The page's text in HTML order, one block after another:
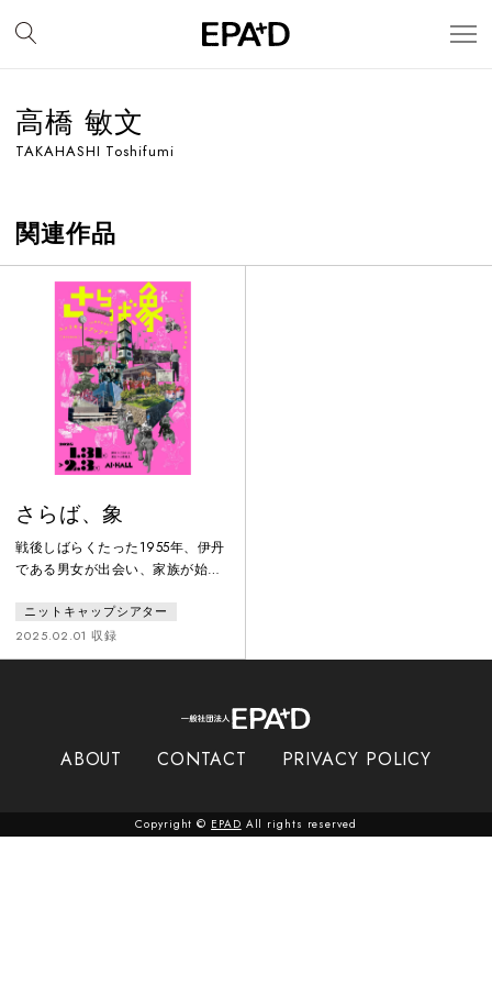
高橋 敏文
TAKAHASHI Toshifumi
関連作品
さらば、象
戦後しばらくたった1955年、伊丹
である男女が出会い、家族が始ま
震災の喪失、検査と対策の時代を
経て現代まで――伊丹で豆腐屋を
営むある家族の歴史を、いくつも
之の演出が初タッグを組み、2025
ルと人々の物語を語り直した。
ニットキャップシアター
2025.02.01 収録
ABOUT CONTACT PRIVACY POLICY
Copyright © EPAD All rights reserved